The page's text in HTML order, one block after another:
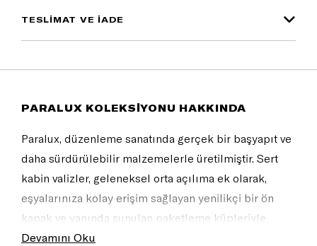
TESLİMAT VE İADE
PARALUX KOLEKSİYONU HAKKINDA
Paralux, düzenleme sanatında gerçek bir başyapıt ve
daha sürdürülebilir malzemelerle üretilmiştir. Sert
kabin valizler, geleneksel orta açılıma ek olarak,
eşyalarınıza kolay erişim sağlayan yenilikçi bir ön
kapak ve yanında sunulan paketleme küpleriyle
donatılmıştır. Çantalar ve duffle modelleri ise her
Devamını Oku